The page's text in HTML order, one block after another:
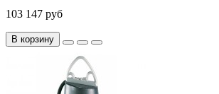
103 147 руб
В корзину